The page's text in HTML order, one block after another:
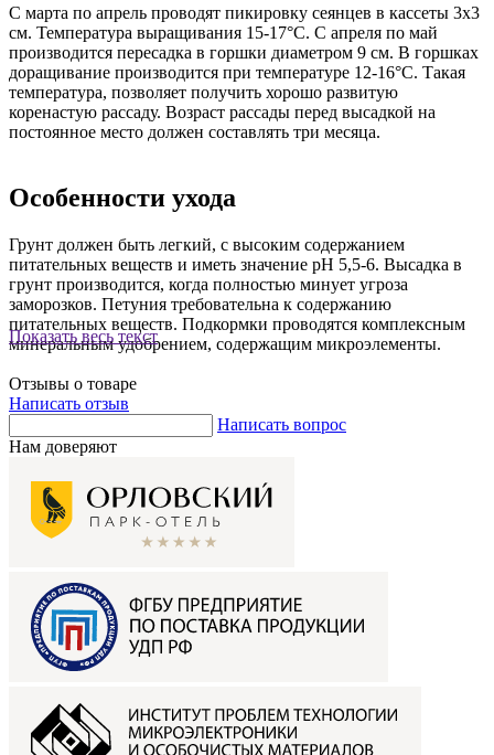
Показать весь текст
С марта по апрель проводят пикировку сеянцев в кассеты 3x3
см. Температура выращивания 15-17°С. С апреля по май
производится пересадка в горшки диаметром 9 см. В горшках
доращивание производится при температуре 12-16°С. Такая
температура, позволяет получить хорошо развитую
коренастую рассаду. Возраст рассады перед высадкой на
постоянное место должен составлять три месяца.
Особенности ухода
Грунт должен быть легкий, с высоким содержанием
питательных веществ и иметь значение pH 5,5-6. Высадка в
грунт производится, когда полностью минует угроза
заморозков. Петуния требовательна к содержанию
питательных веществ. Подкормки проводятся комплексным
минеральным удобрением, содержащим микроэлементы.
Отзывы о товаре
Написать отзыв
Написать вопрос
Нам доверяют